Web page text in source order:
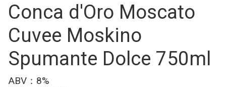
Conca d'Oro Moscato
Cuvee Moskino
Spumante Dolce 750ml
ABV：8%